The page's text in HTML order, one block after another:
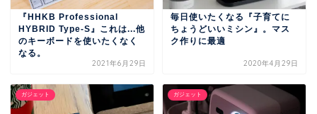
『HHKB Professional
HYBRID Type-S』これは...他
のキーボードを使いたくなく
なる。
2021年6月29日
毎日使いたくなる『子育てに
ちょうどいいミシン』。マス
ク作りに最適
2020年4月29日
ガジェット ガジェット